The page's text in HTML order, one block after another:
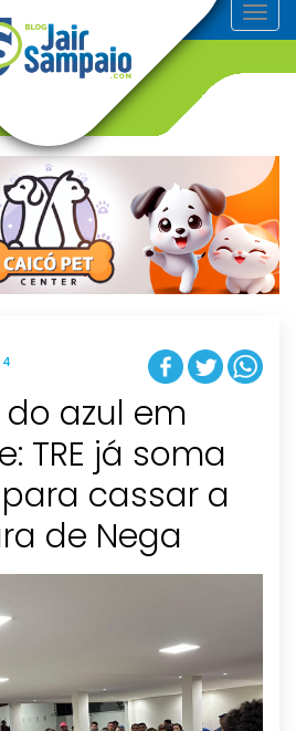
T
o
v
g
t
i
o
n
azul em
TRE já soma
cassar a
de Nega